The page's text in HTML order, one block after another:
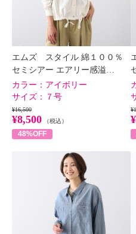
エムズ スタイル 綿１００％
セミシアー エアリー感溢…
カラー： アイボリー
サイズ：
７号
¥16,500
¥8,500 （税込）
48%OFF